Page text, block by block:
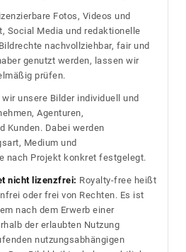
Fotos, Videos und
Social Media und redaktionelle
nachvollziehbar, fair und
genutzt werden, lassen wir
prüfen.
unsere Bilder individuell und
Agenturen,
Kunden. Dabei werden
Medium und
nach Projekt konkret festgelegt.
nicht lizenzfrei: Royalty-free heißt
oder frei von Rechten. Es ist
nach dem Erwerb einer
der erlaubten Nutzung
nutzungsabhängigen